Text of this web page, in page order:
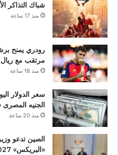
شباك التذاكر
منذ 17 ساعة
رودري يمنح
مرتقب مع
منذ 18 ساعة
الجنيه المصرى
منذ 20 ساعة
الصين تدعو
«البريكس» 2027